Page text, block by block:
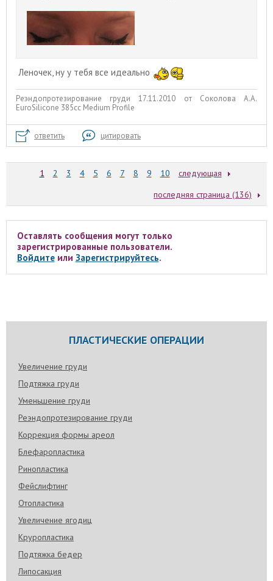
Леночек, ну у тебя все идеально
Реэндопротезирование груди 17.11.2010 от Соколова А.А.
EuroSilicone 385сс Medium Profile
ответить цитировать
1 2 3 4 5 6 7 8 9 10
следующая
последняя страница (136)
Оставлять сообщения могут только
зарегистрированные пользователи.
Войдитеили Зарегистрируйтесь.
ПЛАСТИЧЕСКИЕ ОПЕРАЦИИ
Увеличение груди
Подтяжка груди
Уменьшение груди
Реэндопротезирование груди
Коррекция формы ареол
Блефаропластика
Ринопластика
Фейслифтинг
Отопластика
Увеличение ягодиц
Круропластика
Подтяжка бедер
Липосакция